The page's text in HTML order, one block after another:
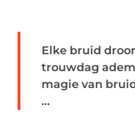
Elke bruid
trouwdag
magie van
...